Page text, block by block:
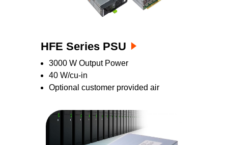
HFE Series PSU
3000 W Output Power
40 W/cu-in
Optional customer provided air